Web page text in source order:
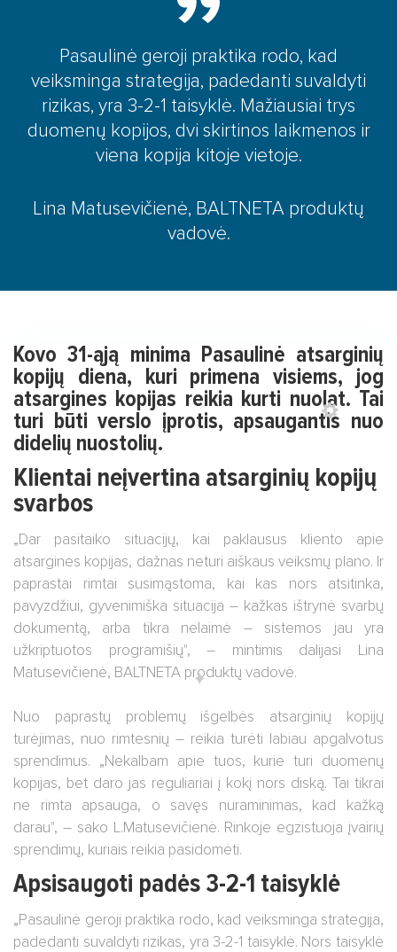
SOC (Saugumo operacijų centras)
CyberLearn platforma
Turinio transliavimo tinklas (CDN)
Pasaulinė geroji praktika rodo, kad
veiksminga strategija, padedanti suvaldyti
rizikas, yra 3-2-1 taisyklė. Mažiausiai trys
duomenų kopijos, dvi skirtinos laikmenos ir
viena kopija kitoje vietoje.
Lina Matusevičienė, BALTNETA produktų
vadovė.
Kovo 31-ąją minima Pasaulinė atsarginių
kopijų diena, kuri primena visiems, jog
atsargines kopijas reikia kurti nuolat. Tai
turi būti verslo įprotis, apsaugantis nuo
didelių nuostolių.
Klientai neįvertina atsarginių kopijų
svarbos
„Dar pasitaiko situacijų, kai paklausus kliento apie
atsargines kopijas, dažnas neturi aiškaus veiksmų plano. Ir
paprastai rimtai susimąstoma, kai kas nors atsitinka,
pavyzdžiui, gyvenimiška situacija – kažkas ištrynė svarbų
dokumentą, arba tikra nelaimė – sistemos jau yra
užkriptuotos programišių", – mintimis dalijasi Lina
Matusevičienė, BALTNETA produktų vadovė.
Nuo paprastų problemų išgelbės atsarginių kopijų
turėjimas, nuo rimtesnių – reikia turėti labiau apgalvotus
sprendimus. „Nekalbam apie tuos, kurie turi duomenų
kopijas, bet daro jas reguliariai į kokį nors diską. Tai tikrai
ne rimta apsauga, o savęs nuraminimas, kad kažką
darau", – sako L.Matusevičienė. Rinkoje egzistuoja įvairių
sprendimų, kuriais reikia pasidomėti.
Apsisaugoti padės 3-2-1 taisyklė
„Pasaulinė geroji praktika rodo, kad veiksminga strategija,
padedanti suvaldyti rizikas, yra 3-2-1 taisyklė. Nors taisyklė